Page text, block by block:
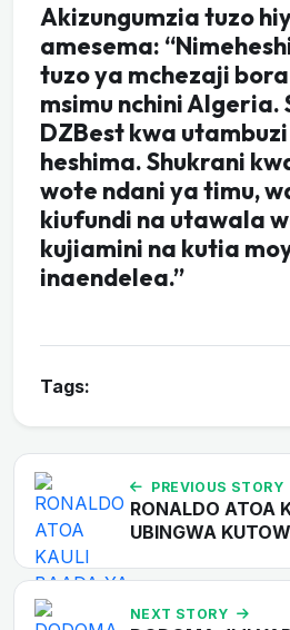
Akizungumzia tuzo
amesema:
tuzo ya mchezaji
msimu nchini Algeria.
DZBest kwa
heshima. Shukrani
wote ndani ya timu,
kiufundi na utawala
kujiamini na kutia
inaendelea.”
Tags:
PREVIOUS STORY
RONALDO ATOA
UBINGWA
NEXT STORY